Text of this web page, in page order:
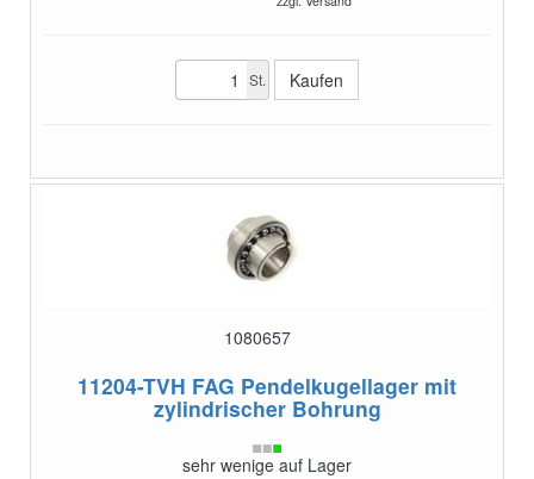
St.
1080657
11204-TVH FAG Pendelkugellager mit
zylindrischer Bohrung
sehr wenige auf Lager